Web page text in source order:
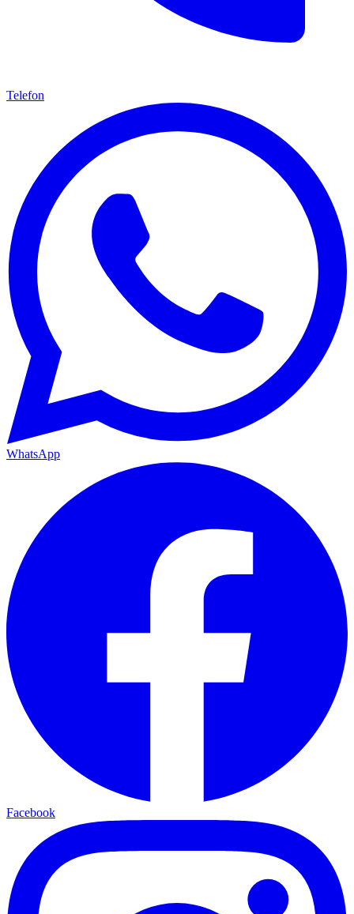
Telefon
WhatsApp
Facebook